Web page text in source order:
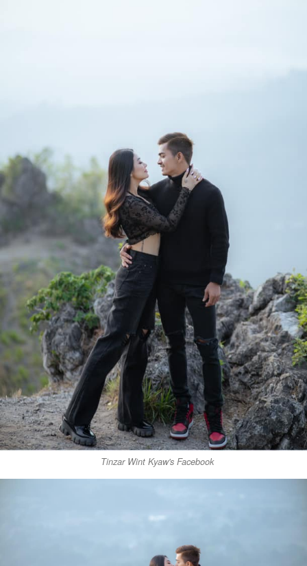
Tinzar Wint Kyaw's Facebook